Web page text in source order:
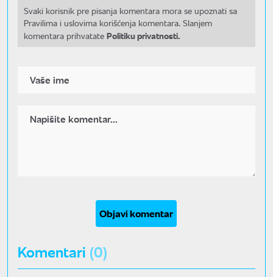
Svaki korisnik pre pisanja komentara mora se upoznati sa
Pravilima i uslovima korišćenja komentara. Slanjem
komentara prihvatate Politiku privatnosti.
Objavi komentar
Komentari (0)